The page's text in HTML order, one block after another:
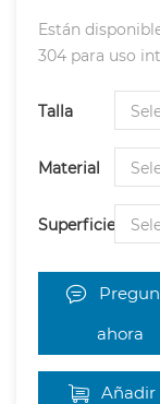
Están
304 para uso
Talla
Material
Superficie
ahora
Añadir